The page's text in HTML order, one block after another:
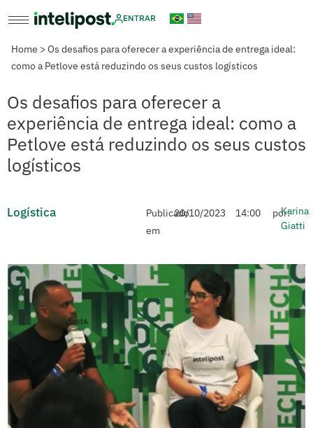
ENTRAR
Home > Os desafios para oferecer a experiência de entrega ideal:
como a Petlove está reduzindo os seus custos logísticos
Os desafios para oferecer a
experiência de entrega ideal: como a
Petlove está reduzindo os seus custos
logísticos
Logística
Publicado
em
20/10/2023 14:00 por:Karina
Giatti